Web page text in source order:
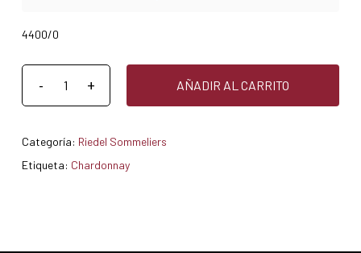
4400/0
AÑADIR AL CARRITO
Categoría: Riedel Sommeliers
Etiqueta: Chardonnay